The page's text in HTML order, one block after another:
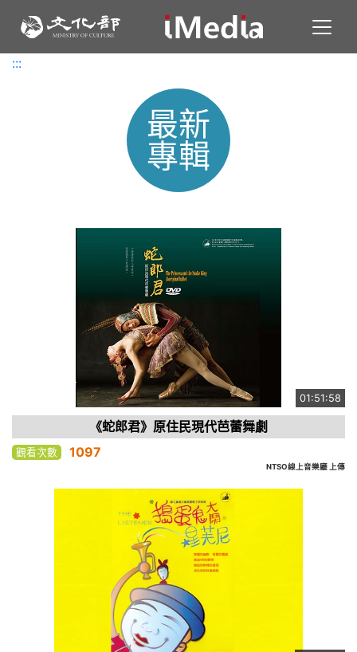
:::
:::
最新
專輯
01:51:58
《蛇郎君》原住民現代芭蕾舞劇
觀看次數 1097
NTSO線上音樂廳 上傳